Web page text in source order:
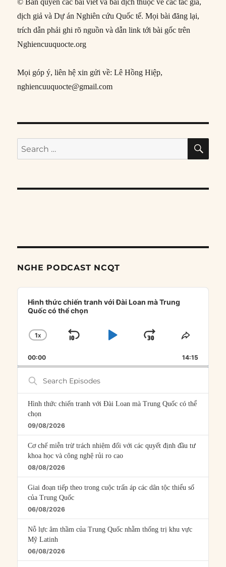
© Bản quyền các bài viết và bài dịch thuộc về các tác giả,
dịch giả và Dự án Nghiên cứu Quốc tế. Mọi bài đăng lại,
trích dẫn phải ghi rõ nguồn và dẫn link tới bài gốc trên
Nghiencuuquocte.org
Mọi góp ý, liên hệ xin gửi về: Lê Hồng Hiệp,
nghiencuuquocte@gmail.com
Search
for:
NGHE PODCAST NCQT
Audio
Player
Hình thức chiến tranh với Đài Loan mà Trung
Quốc có thể chọn
CHANGE
RATE
1X
SKIP
PLAYJUMP
FORWARD
SHARE
00:00 14:15
Search
Episodes
Hình thức chiến tranh với Đài Loan mà Trung Quốc có thể
chọn
09/08/2026
Cơ chế miễn trừ trách nhiệm đối với các quyết định đầu tư
khoa học và công nghệ rủi ro cao
08/08/2026
Giai đoạn tiếp theo trong cuộc trấn áp các dân tộc thiểu số
của Trung Quốc
06/08/2026
Nỗ lực âm thầm của Trung Quốc nhằm thống trị khu vực
Mỹ Latinh
06/08/2026